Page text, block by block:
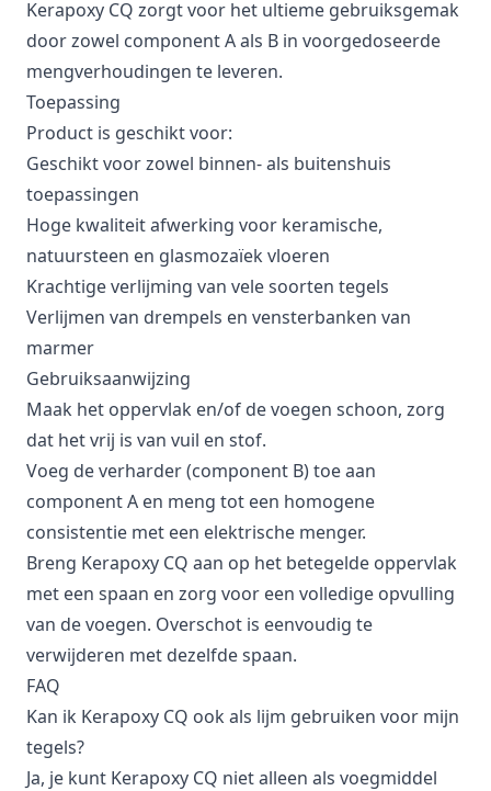
Kerapoxy CQ zorgt voor het ultieme gebruiksgemak
door zowel component A als B in voorgedoseerde
mengverhoudingen te leveren.
Toepassing
Product is geschikt voor:
Geschikt voor zowel binnen- als buitenshuis
toepassingen
Hoge kwaliteit afwerking voor keramische,
natuursteen en glasmozaïek vloeren
Krachtige verlijming van vele soorten tegels
Verlijmen van drempels en vensterbanken van
marmer
Gebruiksaanwijzing
Maak het oppervlak en/of de voegen schoon, zorg
dat het vrij is van vuil en stof.
Voeg de verharder (component B) toe aan
component A en meng tot een homogene
consistentie met een elektrische menger.
Breng Kerapoxy CQ aan op het betegelde oppervlak
met een spaan en zorg voor een volledige opvulling
van de voegen. Overschot is eenvoudig te
verwijderen met dezelfde spaan.
FAQ
Kan ik Kerapoxy CQ ook als lijm gebruiken voor mijn
tegels?
Ja, je kunt Kerapoxy CQ niet alleen als voegmiddel